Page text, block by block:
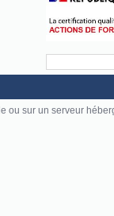
ou sur un serveur